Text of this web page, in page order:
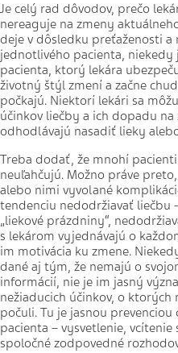
Je celý rad dôvodov, prečo
nereaguje na zmeny
deje v dôsledku preťaženosti a
jednotlivého pacienta,
pacienta, ktorý lekára
životný štýl zmení a začne
počkajú. Niektorí lekári sa
účinkov liečby a ich dopadu
odhodlávajú nasadiť lieky
Treba dodať, že mnohí
neuľahčujú. Možno práve
alebo nimi vyvolané
tendenciu nedodržiavať liečbu
„liekové prázdniny“,
s lekárom vyjednávajú o
im motivácia ku zmene.
dané aj tým, že nemajú o
informácií, nie je im jasný
nežiaducich účinkov, o
počuli. Tu je jasnou
pacienta – vysvetlenie, vcítenie
spoločné zodpovedné